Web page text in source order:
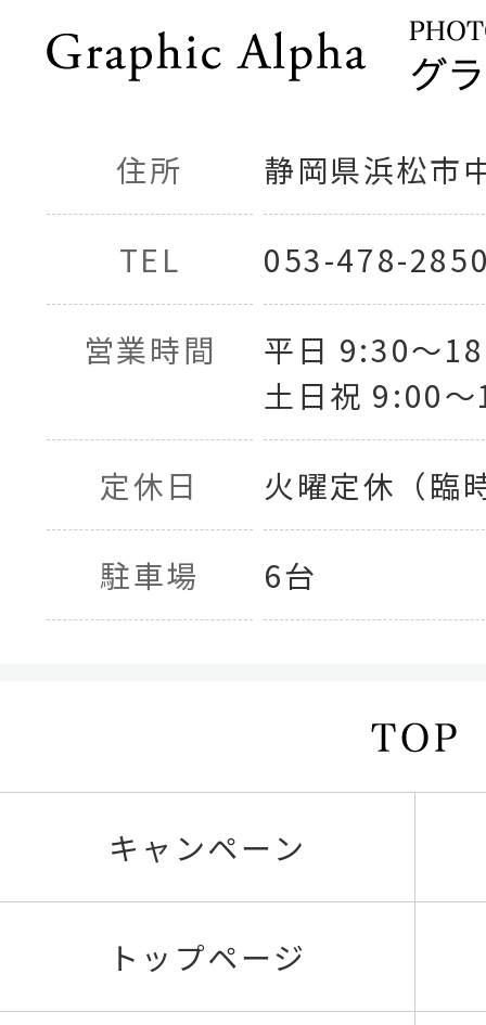
住所 静岡県浜松市
TEL 053-478-
営業時間
平日 9:30〜
土日祝 9:00
定休日 火曜定休（臨
駐車場 6台
キャンペーン
トップページ